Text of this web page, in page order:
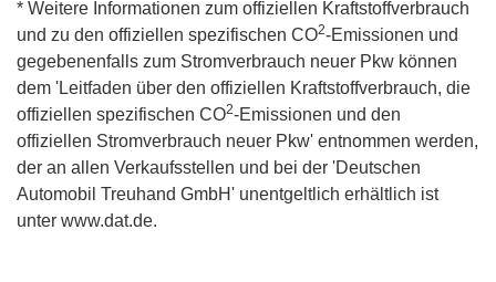
* Weitere Informationen zum offiziellen Kraftstoffverbrauch
und zu den offiziellen spezifischen CO2-Emissionen und
gegebenenfalls zum Stromverbrauch neuer Pkw können
dem 'Leitfaden über den offiziellen Kraftstoffverbrauch, die
offiziellen spezifischen CO2-Emissionen und den
offiziellen Stromverbrauch neuer Pkw' entnommen werden,
der an allen Verkaufsstellen und bei der 'Deutschen
Automobil Treuhand GmbH' unentgeltlich erhältlich ist
unter www.dat.de.